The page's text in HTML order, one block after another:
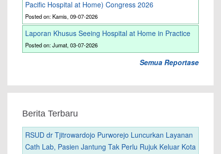
Pacific Hospital at Home) Congress 2026
Posted on: Kamis, 09-07-2026
Laporan Khusus Seeing Hospital at Home in Practice
Posted on: Jumat, 03-07-2026
Semua Reportase
Berita Terbaru
RSUD dr Tjitrowardojo Purworejo Luncurkan Layanan
Cath Lab, Pasien Jantung Tak Perlu Rujuk Keluar Kota